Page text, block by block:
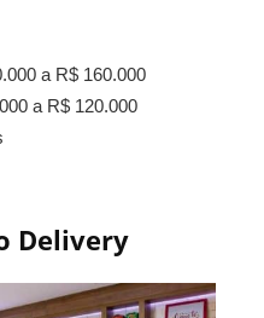
a R$ 160.000
a R$ 120.000
Delivery